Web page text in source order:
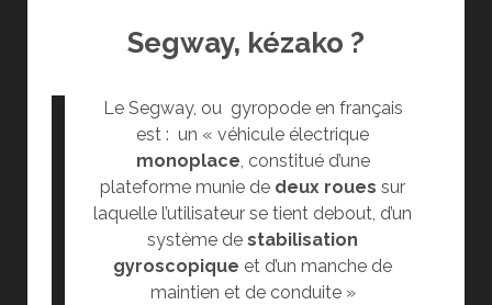
Segway, kézako ?
Le Segway, ou gyropode en français
est : un « véhicule électrique
monoplace, constitué d’une
plateforme munie de deux roues sur
laquelle l’utilisateur se tient debout, d’un
système de stabilisation
gyroscopique et d’un manche de
maintien et de conduite »